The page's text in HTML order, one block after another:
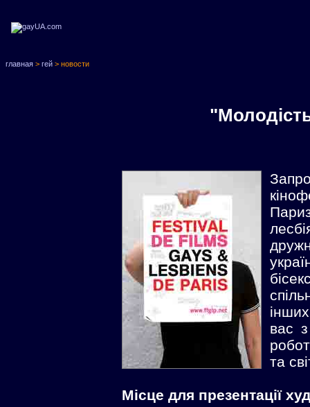
главная > гей > новости
вас
та
Місце для презентації